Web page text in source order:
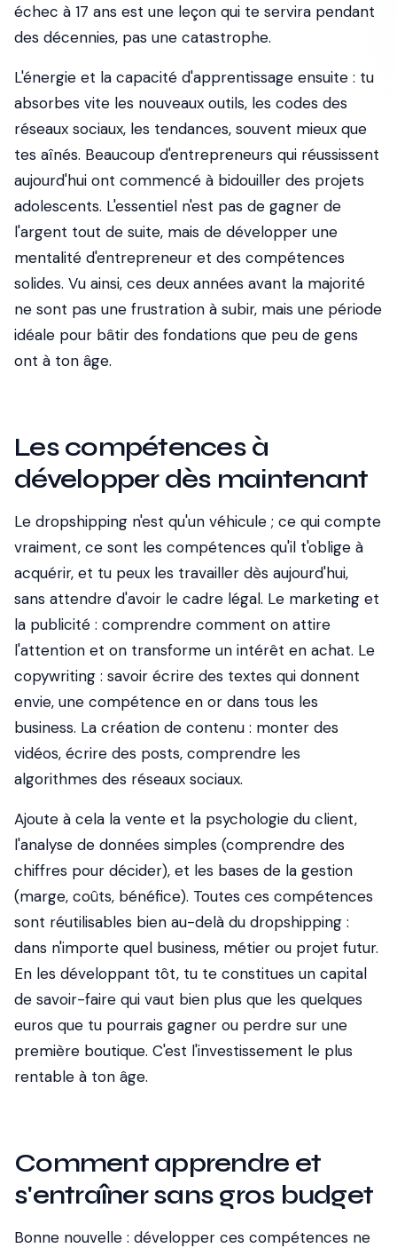
échec à 17 ans est une leçon qui te servira pendant
des décennies, pas une catastrophe.
L'énergie et la capacité d'apprentissage ensuite : tu
absorbes vite les nouveaux outils, les codes des
réseaux sociaux, les tendances, souvent mieux que
tes aînés. Beaucoup d'entrepreneurs qui réussissent
aujourd'hui ont commencé à bidouiller des projets
adolescents. L'essentiel n'est pas de gagner de
l'argent tout de suite, mais de développer une
mentalité d'entrepreneur et des compétences
solides. Vu ainsi, ces deux années avant la majorité
ne sont pas une frustration à subir, mais une période
idéale pour bâtir des fondations que peu de gens
ont à ton âge.
Les compétences à
développer dès maintenant
Le dropshipping n'est qu'un véhicule ; ce qui compte
vraiment, ce sont les compétences qu'il t'oblige à
acquérir, et tu peux les travailler dès aujourd'hui,
sans attendre d'avoir le cadre légal. Le marketing et
la publicité : comprendre comment on attire
l'attention et on transforme un intérêt en achat. Le
copywriting : savoir écrire des textes qui donnent
envie, une compétence en or dans tous les
business. La création de contenu : monter des
vidéos, écrire des posts, comprendre les
algorithmes des réseaux sociaux.
Ajoute à cela la vente et la psychologie du client,
l'analyse de données simples (comprendre des
chiffres pour décider), et les bases de la gestion
(marge, coûts, bénéfice). Toutes ces compétences
sont réutilisables bien au-delà du dropshipping :
dans n'importe quel business, métier ou projet futur.
En les développant tôt, tu te constitues un capital
de savoir-faire qui vaut bien plus que les quelques
euros que tu pourrais gagner ou perdre sur une
première boutique. C'est l'investissement le plus
rentable à ton âge.
Comment apprendre et
s'entraîner sans gros budget
Bonne nouvelle : développer ces compétences ne